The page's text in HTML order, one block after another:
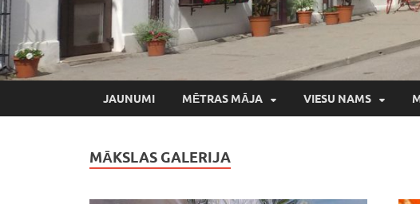
JAUNUMI MĒTRAS MĀJA VIESU NAMS
MĀKSLAS GALERIJA